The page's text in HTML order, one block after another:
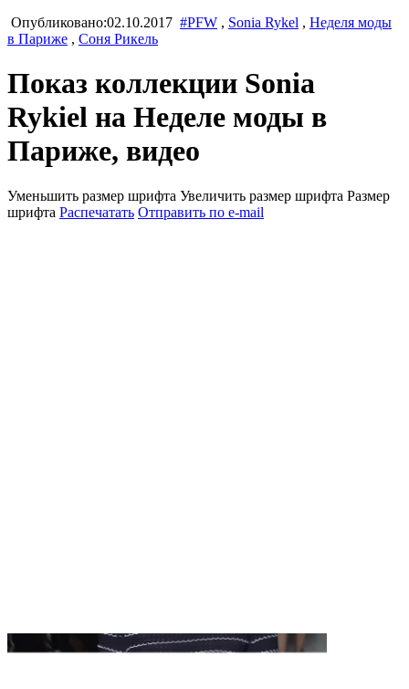
Опубликовано:02.10.2017 #PFW , Sonia Rykel , Неделя моды
в Париже , Соня Рикель
Показ коллекции Sonia
Rykiel на Неделе моды в
Париже, видео
Уменьшить размер шрифта Увеличить размер шрифта Размер
шрифта Распечатать Отправить по e-mail